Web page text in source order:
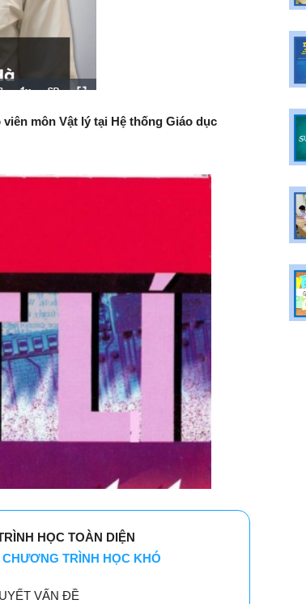
môn Vật lý tại Hệ thống Giáo dục
HỌC TOÀN DIỆN
TRÌNH HỌC KHÓ
VẤN ĐỀ